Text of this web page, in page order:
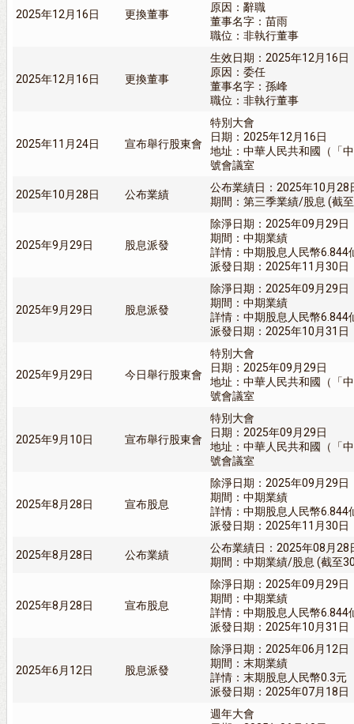
2025年12月16日 更換董事
原因：辭職
董事名字：苗雨
職位：非執行董事
2025年12月16日 更換董事
生效日期：2025年12月16日
原因：委任
董事名字：孫峰
職位：非執行董事
2025年11月24日 宣布舉行股東會
特別大會
日期：2025年12月16日
地址：中華人民共和國（「
號會議室
2025年10月28日 公布業績
公布業績日：2025年10月28
期間：第三季業績/股息 (截
2025年9月29日 股息派發
除淨日期：2025年09月29日
期間：中期業績
詳情：中期股息人民幣6.844
派發日期：2025年11月30日
2025年9月29日 股息派發
除淨日期：2025年09月29日
期間：中期業績
詳情：中期股息人民幣6.844
派發日期：2025年10月31日
2025年9月29日 今日舉行股東會
特別大會
日期：2025年09月29日
地址：中華人民共和國（「
號會議室
2025年9月10日 宣布舉行股東會
特別大會
日期：2025年09月29日
地址：中華人民共和國（「
號會議室
2025年8月28日 宣布股息
除淨日期：2025年09月29日
期間：中期業績
詳情：中期股息人民幣6.844
派發日期：2025年11月30日
2025年8月28日 公布業績
公布業績日：2025年08月28
期間：中期業績/股息 (截至
2025年8月28日 宣布股息
除淨日期：2025年09月29日
期間：中期業績
詳情：中期股息人民幣6.844
派發日期：2025年10月31日
2025年6月12日 股息派發
除淨日期：2025年06月12日
期間：末期業績
詳情：末期股息人民幣0.3元
派發日期：2025年07月18日
週年大會